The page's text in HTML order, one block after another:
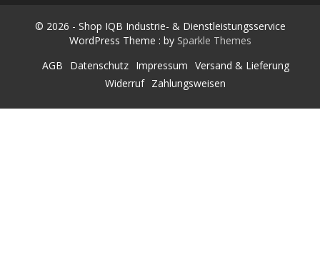
© 2026 - Shop IQB Industrie- & Dienstleistungsservice
WordPress Theme : by Sparkle Themes
AGB
Datenschutz Impressum Versand & Lieferung
Widerruf Zahlungsweisen